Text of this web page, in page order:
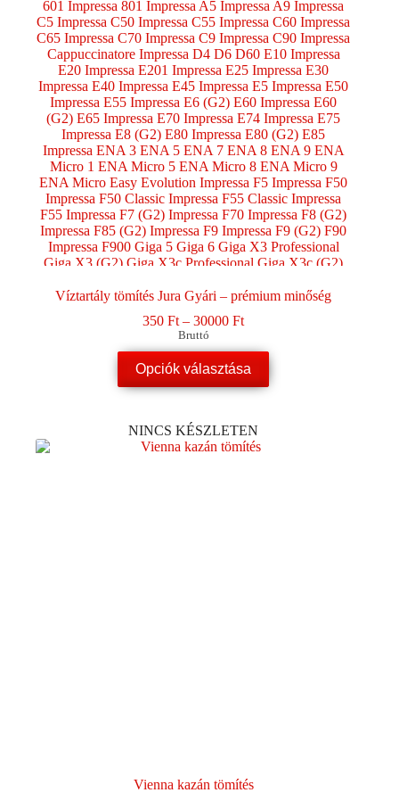
Víztartály tömítés Jura Gyári – prémium minőség
350Ft – 30000FtÁrtartomány:
-
30000 Ft
Bruttó
Opciók választása
Ennek
a
terméknek
variációja
van.
A
NINCS KÉSZLETEN
Vienna kazán tömítés